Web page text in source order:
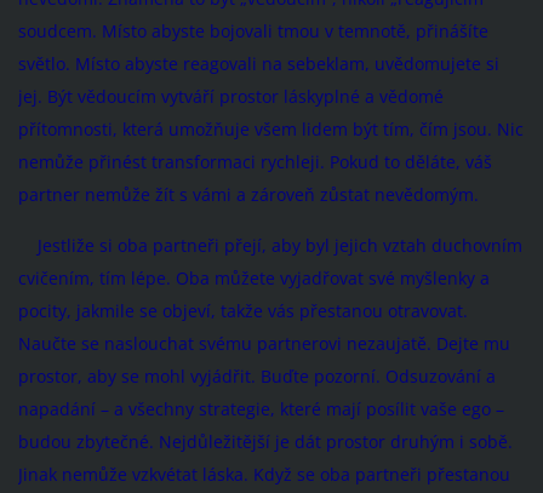
soudcem. Místo abyste bojovali tmou v temnotě, přinášíte
světlo. Místo abyste reagovali na sebeklam, uvědomujete si
jej. Být vědoucím vytváří prostor láskyplné a vědomé
přítomnosti, která umožňuje všem lidem být tím, čím jsou. Nic
nemůže přinést transformaci rychleji. Pokud to děláte, váš
partner nemůže žít s vámi a zároveň zůstat nevědomým.
Jestliže si oba partneři přejí, aby byl jejich vztah duchovním
cvičením, tím lépe. Oba můžete vyjadřovat své myšlenky a
pocity, jakmile se objeví, takže vás přestanou otravovat.
Naučte se naslouchat svému partnerovi nezaujatě. Dejte mu
prostor, aby se mohl vyjádřit. Buďte pozorní. Odsuzování a
napadání – a všechny strategie, které mají posílit vaše ego –
budou zbytečné. Nejdůležitější je dát prostor druhým i sobě.
Jinak nemůže vzkvétat láska. Když se oba partneři přestanou